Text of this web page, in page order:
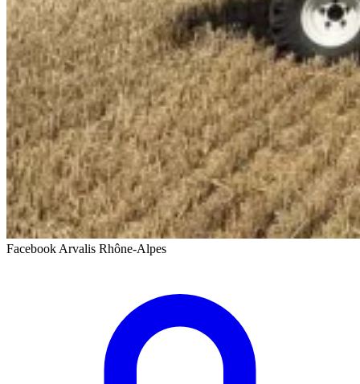
Facebook Arvalis Rhône-Alpes